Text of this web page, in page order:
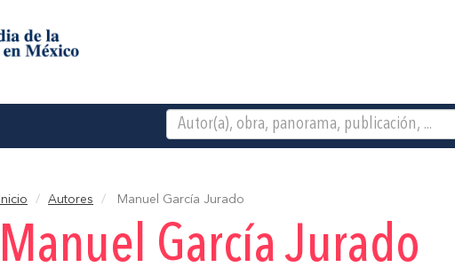
Inicio Autores Manuel García Jurado
Manuel García Jurado